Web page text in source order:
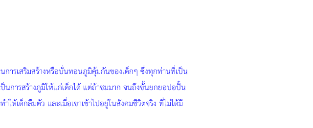
ารเสริมสร้างหรือบั่นทอนภูมิคุ้มกันของเด็กๆ ซึ่งทุกท่านที่เป็น
การสร้างภูมิให้แก่เด็กได้ แต่ถ้าชมมาก จนถึงขั้นยกยอปอปั้น
ห้เด็กลืมตัว และเมื่อเขาเข้าไปอยู่ในสังคมชีวิตจริง ที่ไม่ได้มี